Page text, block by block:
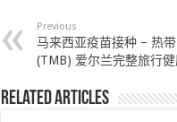
Previous
马来西亚疫苗接种 – 热
(TMB) 爱尔兰完整旅行健
Related Articles